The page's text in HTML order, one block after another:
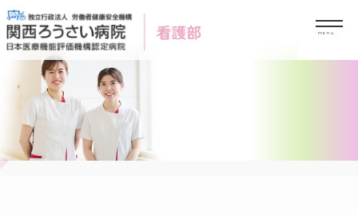
Skip
to
content